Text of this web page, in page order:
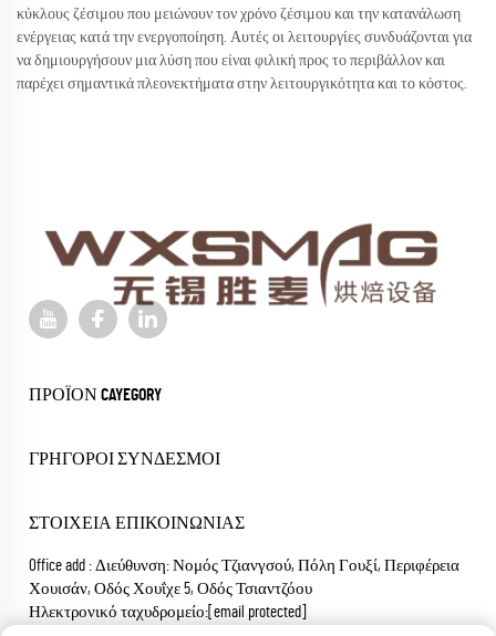
κύκλους ζέσιμου που μειώνουν τον χρόνο ζέσιμου και την κατανάλωση
ενέργειας κατά την ενεργοποίηση. Αυτές οι λειτουργίες συνδυάζονται για
να δημιουργήσουν μια λύση που είναι φιλική προς το περιβάλλον και
παρέχει σημαντικά πλεονεκτήματα στην λειτουργικότητα και το κόστος.
ΠΡΟΪΌΝ CAYEGORY
ΓΡΉΓΟΡΟΙ ΣΎΝΔΕΣΜΟΙ
ΣΤΟΙΧΕΊΑ ΕΠΙΚΟΙΝΩΝΊΑΣ
Office add : Διεύθυνση: Νομός Τζιανγσού, Πόλη Γουξί, Περιφέρεια
Χουισάν, Οδός Χουΐχε 5, Οδός Τσιαντζόου
Ηλεκτρονικό ταχυδρομείο: [email protected]